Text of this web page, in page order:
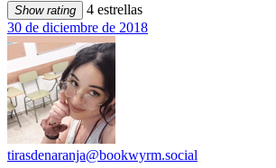
Show rating
4 estrellas
30 de diciembre de 2018
tirasdenaranja@bookwyrm.social